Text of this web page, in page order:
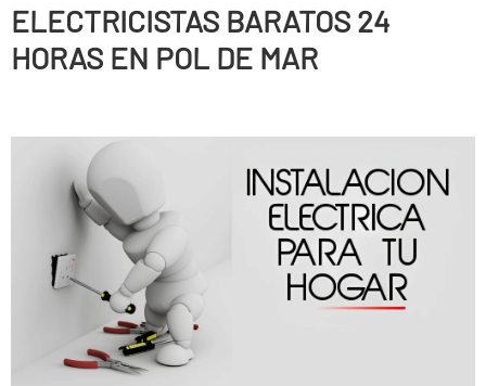
ELECTRICISTAS BARATOS 24
HORAS EN POL DE MAR